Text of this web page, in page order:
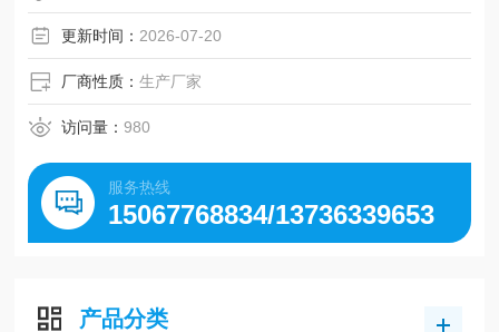
更新时间： 2026-07-20
厂商性质：生产厂家
访问量：980
服务热线
15067768834/13736339653
产品分类